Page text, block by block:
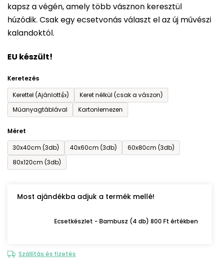
kapsz a végén, amely több vásznon keresztül
húzódik. Csak egy ecsetvonás választ el az új művészi
kalandoktól.
EU készült!
Keretezés
Kerettel (Ajánlott👍)
Keret nélkül (csak a vászon)
Műanyagtáblával
Kartonlemezen
Méret
30x40cm (3db)
40x60cm (3db)
60x80cm (3db)
80x120cm (3db)
Most ajándékba adjuk a termék mellé!
Ecsetkészlet - Bambusz (4 db) 800 Ft értékben
Szállítás és fizetés